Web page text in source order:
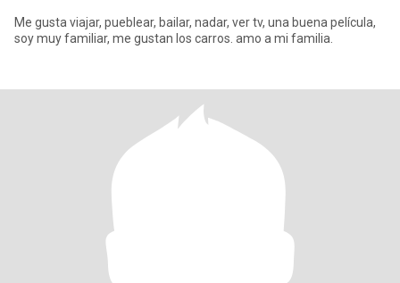
Me gusta viajar, pueblear, bailar, nadar, ver tv, una buena película,
soy muy familiar, me gustan los carros. amo a mi familia.